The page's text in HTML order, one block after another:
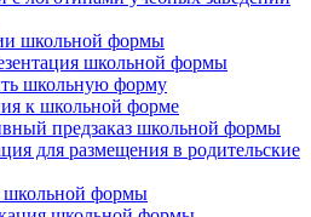
школьной формы
школьной формы
школьную форму
к школьной форме
предзаказ школьной формы
для размещения в родительские
школьной формы